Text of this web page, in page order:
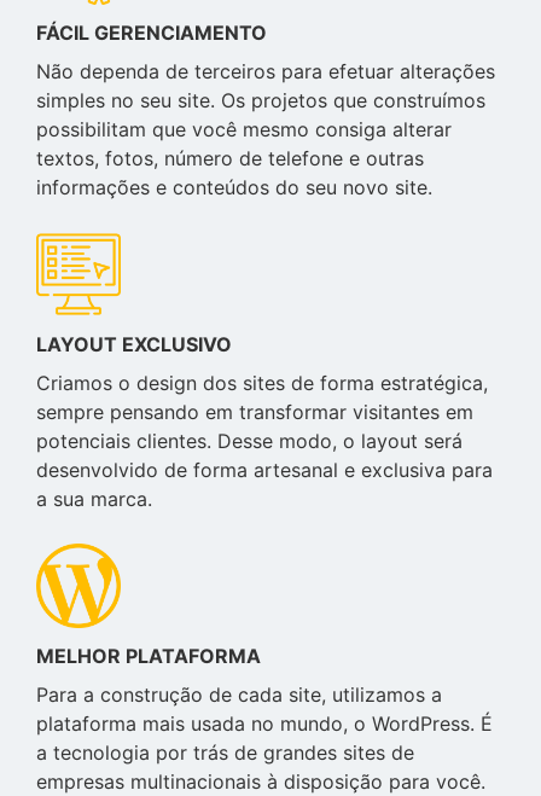
FÁCIL GERENCIAMENTO
Não dependa de terceiros para efetuar alterações
simples no seu site. Os projetos que construímos
possibilitam que você mesmo consiga alterar
textos, fotos, número de telefone e outras
informações e conteúdos do seu novo site.
LAYOUT EXCLUSIVO
Criamos o design dos sites de forma estratégica,
sempre pensando em transformar visitantes em
potenciais clientes. Desse modo, o layout será
desenvolvido de forma artesanal e exclusiva para
a sua marca.
MELHOR PLATAFORMA
Para a construção de cada site, utilizamos a
plataforma mais usada no mundo, o WordPress. É
a tecnologia por trás de grandes sites de
empresas multinacionais à disposição para você.